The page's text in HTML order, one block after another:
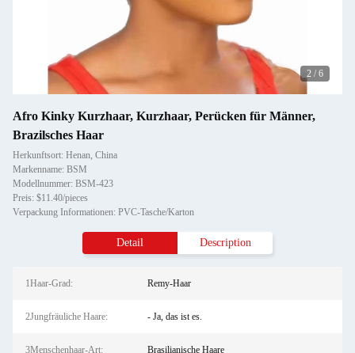
2 / 6
Afro Kinky Kurzhaar, Kurzhaar, Perücken für Männer,
Brazilsches Haar
Herkunftsort: Henan, China
Markenname: BSM
Modellnummer: BSM-423
Preis: $11.40/pieces
Verpackung Informationen: PVC-Tasche/Karton
Detail Description
1Haar-Grad: Remy-Haar
2Jungfräuliche Haare: - Ja, das ist es.
3Menschenhaar-Art: Brasilianische Haare